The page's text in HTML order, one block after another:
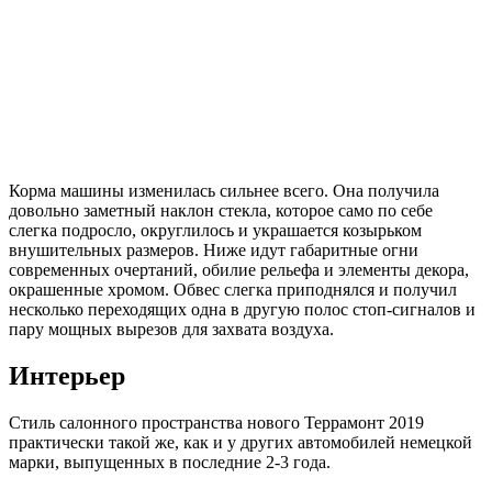
Корма машины изменилась сильнее всего. Она получила
довольно заметный наклон стекла, которое само по себе
слегка подросло, округлилось и украшается козырьком
внушительных размеров. Ниже идут габаритные огни
современных очертаний, обилие рельефа и элементы декора,
окрашенные хромом. Обвес слегка приподнялся и получил
несколько переходящих одна в другую полос стоп-сигналов и
пару мощных вырезов для захвата воздуха.
Интерьер
Стиль салонного пространства нового Террамонт 2019
практически такой же, как и у других автомобилей немецкой
марки, выпущенных в последние 2-3 года.